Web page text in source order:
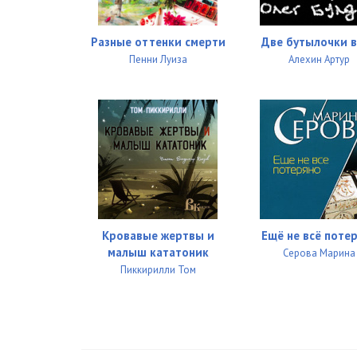
Разные оттенки смерти
Пенни Луиза
Две бутылочки
Алехин Артур
Кровавые жертвы и
малыш кататоник
Пиккирилли Том
Ещё не всё
Серова Марина